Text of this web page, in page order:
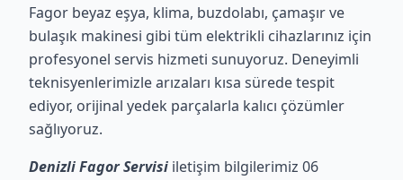
Fagor beyaz eşya, klima, buzdolabı, çamaşır ve
bulaşık makinesi gibi tüm elektrikli cihazlarınız için
profesyonel servis hizmeti sunuyoruz. Deneyimli
teknisyenlerimizle arızaları kısa sürede tespit
ediyor, orijinal yedek parçalarla kalıcı çözümler
sağlıyoruz.
Denizli Fagor Servisi iletişim bilgilerimiz 06